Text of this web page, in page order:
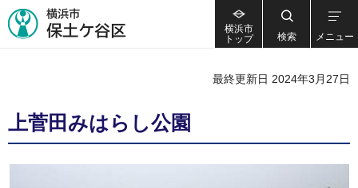
横浜市
トップ
検索 メニュー
最終更新日 2024年3月27日
上菅田みはらし公園